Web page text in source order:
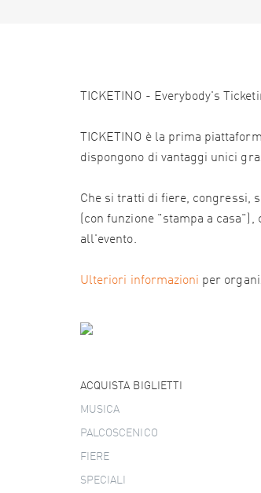
TICKETINO - Everybody's
TICKETINO è la prima
dispongono di vantaggi unici
Che si tratti di fiere, congressi,
(con funzione "stampa a
all'evento.
Ulteriori informazioni per
ACQUISTA BIGLIETTI
MUSICA
PALCOSCENICO
FIERE
SPECIALI